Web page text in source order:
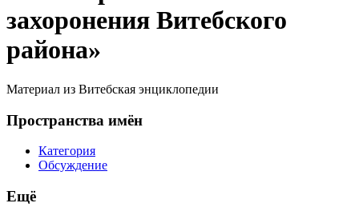
захоронения Витебского
района»
Материал из Витебская энциклопедии
Пространства имён
Категория
Обсуждение
Ещё